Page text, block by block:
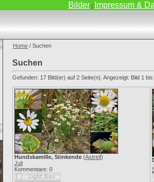
Bilder | Impressum &
Home / Suchen
Suchen
Gefunden: 17 Bild(er) auf 2 Seite(n). Angezeigt: Bild 1 bis
Hundskamille, Stinkende (Astreif)
Juli
Kommentare: 0